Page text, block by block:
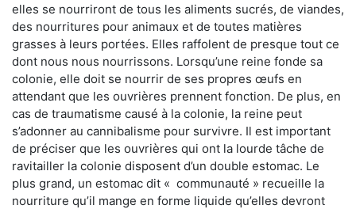
elles se nourriront de tous les aliments sucrés, de viandes,
des nourritures pour animaux et de toutes matières
grasses à leurs portées. Elles raffolent de presque tout ce
dont nous nous nourrissons. Lorsqu’une reine fonde sa
colonie, elle doit se nourrir de ses propres œufs en
attendant que les ouvrières prennent fonction. De plus, en
cas de traumatisme causé à la colonie, la reine peut
s’adonner au cannibalisme pour survivre. Il est important
de préciser que les ouvrières qui ont la lourde tâche de
ravitailler la colonie disposent d’un double estomac. Le
plus grand, un estomac dit « communauté » recueille la
nourriture qu’il mange en forme liquide qu’elles devront